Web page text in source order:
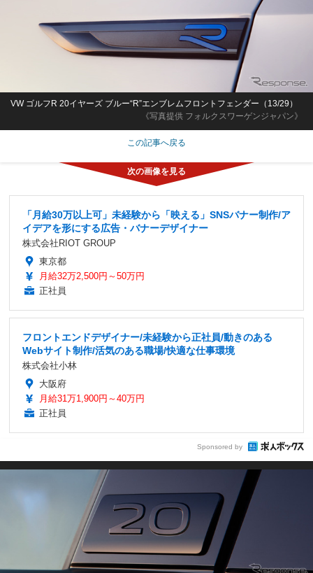
《写真提供 フォルクスワーゲンジャパン》
VW ゴルフR 20イヤーズ ブルー“R”エンブレムフロントフェンダー（13/29）
この記事へ戻る
「月給30万以上可」未経験から「映える」SNSバナー制作/ア
イデアを形にする広告・バナーデザイナー
株式会社RIOT GROUP
東京都
月給32万2,500円～50万円
正社員
フロントエンドデザイナー/未経験から正社員/動きのある
Webサイト制作/活気のある職場/快適な仕事環境
株式会社小林
大阪府
月給31万1,900円～40万円
正社員
Sponsored by